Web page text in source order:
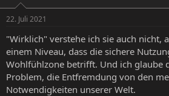
22. Juli 2021
"Wirklich" verstehe ich sie auch nicht,
einem Niveau, dass die sichere
Wohlfühlzone betrifft. Und ich glaube
Problem, die Entfremdung von den
Notwendigkeiten unserer Welt.